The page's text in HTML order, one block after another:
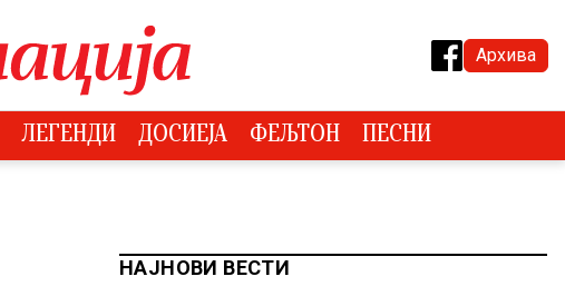
Архива
ЛЕГЕНДИ ДОСИЕЈА ФЕЉТОН ПЕСНИ
НАЈНОВИ ВЕСТИ